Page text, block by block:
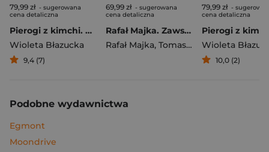
79,99 zł - sugerowana
cena detaliczna
Pierogi z kimchi. Moje ulubione azjatyckie przepisy
Wioleta Błazucka
9,4 (7)
69,99 zł - sugerowana
cena detaliczna
Rafał Majka. Zawsze z przodu. Rozmawia Tomasz Kalemba - książka z autografem
Rafał Majka, Tomasz Kalemba
79,99 zł -
cena detaliczna
Wioleta
10,0 (2)
Podobne wydawnictwa
Egmont
Moondrive